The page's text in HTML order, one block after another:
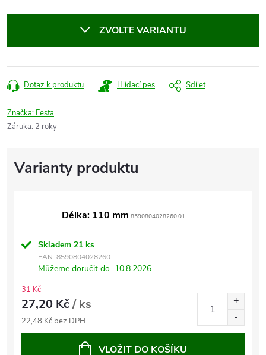
ZVOLTE VARIANTU
Dotaz k produktu Hlídací pes Sdílet
Značka: Festa
Záruka: 2 roky
Délka: 110 mm 8590804028260.01
Skladem 21 ks
EAN: 8590804028260
Můžeme doručit do 10.8.2026
31 Kč
27,20 Kč/ ks
22,48 Kč bez DPH
VLOŽIT DO KOŠÍKU